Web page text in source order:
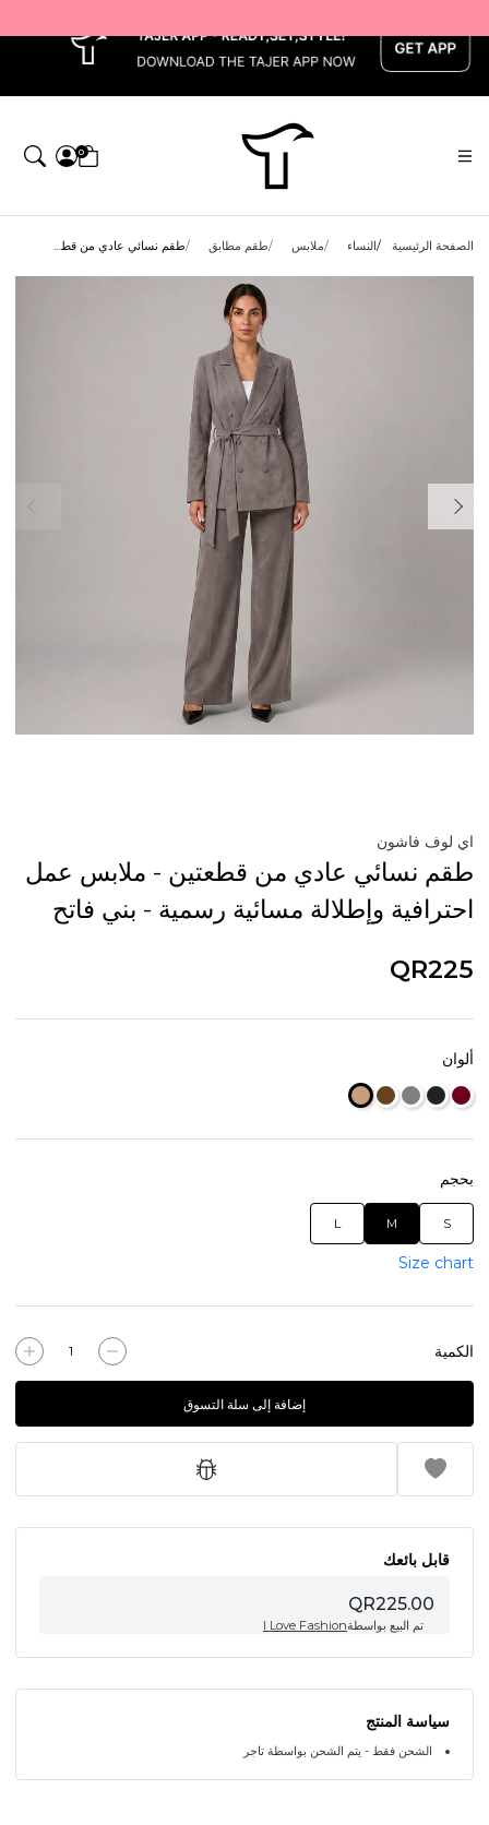
0
الصفحة الرئيسية النساء ملابس طقم مطابق طقم نسائي عادي من قط...
اي لوف فاشون
طقم نسائي عادي من قطعتين - ملابس عمل
احترافية وإطلالة مسائية رسمية - بني فاتح
QR225
ألوان
بحجم
S
M
L
Size chart
الكمية
إضافة إلى سلة التسوق
قابل بائعك
QR225.00
تم البيع بواسطةI Love Fashion
سياسة المنتج
الشحن فقط - يتم الشحن بواسطة تاجر